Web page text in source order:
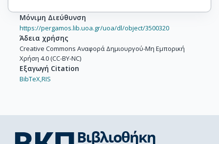
Μόνιμη Διεύθυνση
https://pergamos.lib.uoa.gr/uoa/dl/object/3500320
Άδεια χρήσης
Creative Commons Αναφορά Δημιουργού-Μη Εμπορική
Χρήση 4.0 (CC-BY-NC)
Εξαγωγή Citation
BibTeX,RIS